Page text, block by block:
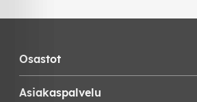
Osastot
Asiakaspalvelu